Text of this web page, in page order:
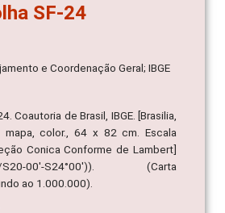
SF-24
e Coordenação Geral; IBGE
Coautoria de Brasil, IBGE. [Brasilia,
mapa, color., 64 x 82 cm. Escala
Conica Conforme de Lambert]
S20-00'-S24°00')). (Carta
ao 1.000.000).